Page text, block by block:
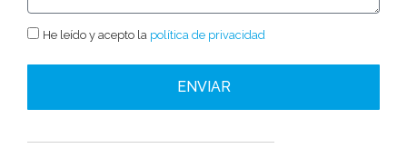
He leído y acepto la política de privacidad
ENVIAR